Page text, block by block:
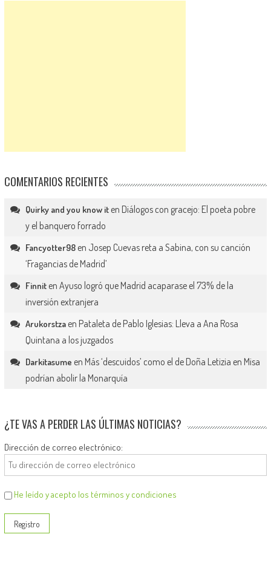
COMENTARIOS RECIENTES
Quirky and you know iten Diálogos con gracejo: El poeta pobre
y el banquero forrado
Fancyotter98en Josep Cuevas reta a Sabina, con su canción
‘Fragancias de Madrid’
Finniten Ayuso logró que Madrid acaparase el 73% de la
inversión extranjera
Arukorstzaen Pataleta de Pablo Iglesias: Lleva a Ana Rosa
Quintana a los juzgados
Darkitasume en Más ‘descuidos’ como el de Doña Letizia en Misa
podrían abolir la Monarquía
¿TE VAS A PERDER LAS ÚLTIMAS NOTICIAS?
Dirección de correo electrónico:
He leído y acepto los términos y condiciones